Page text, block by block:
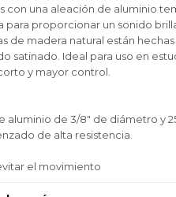
con una aleación de aluminio
proporcionar un sonido
de madera natural están
satinado. Ideal para uso en
y mayor control.
aluminio de 3/8" de diámetro y
de alta resistencia.
el movimiento